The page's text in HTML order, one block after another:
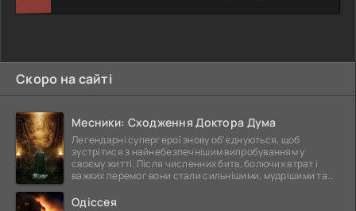
Скоро на сайті
Месники: Сходження Доктора Дума
Легендарні супергерої знову об'єднуються, щоб
зустрітися з найнебезпечнішим випробуванням у
своєму житті. Після численних битв, болючих втрат і
важких перемог вони стали сильнішими, мудрішими та
Одіссея